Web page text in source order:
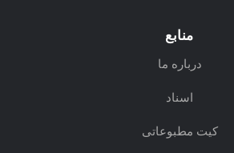
منابع
درباره ما
اسناد
کیت مطبوعاتی